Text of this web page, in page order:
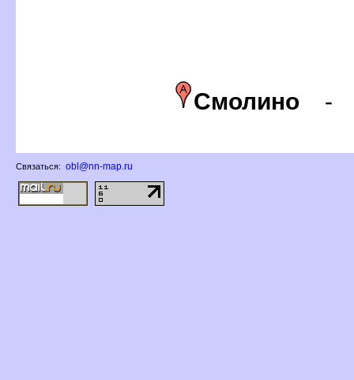
Смолино
Связаться: obl@nn-map.ru